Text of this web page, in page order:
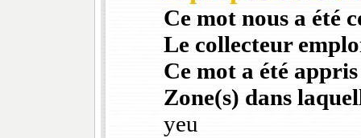
Ce mot nous a été
Le collecteur
Ce mot a été
Zone(s) dans
yeu